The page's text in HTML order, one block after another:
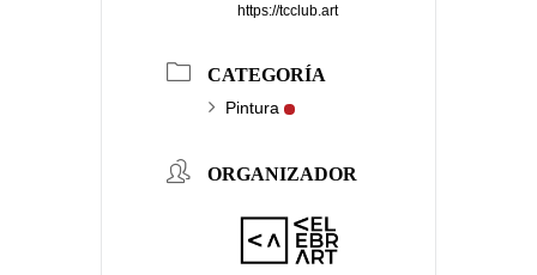
https://tcclub.art
CATEGORÍA
Pintura
ORGANIZADOR